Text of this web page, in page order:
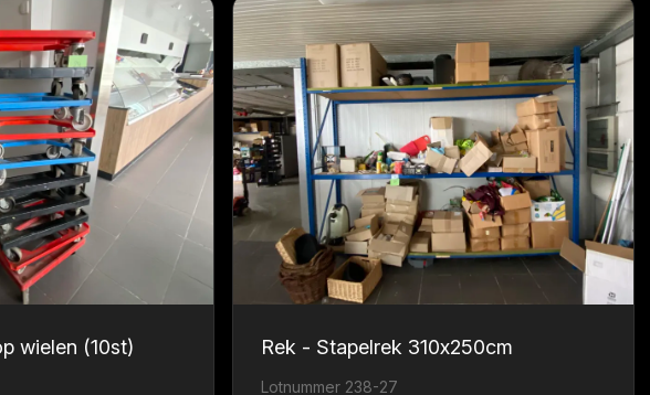
wielen (10st) Rek - Stapelrek 310x250cm
Lotnummer 238-27